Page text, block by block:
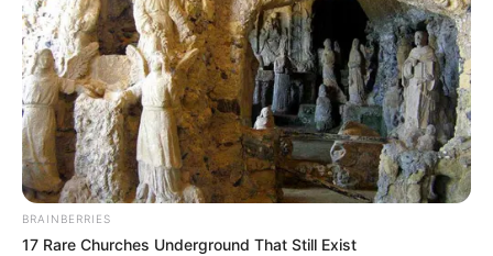
BRAINBERRIES
17 Rare Churches Underground That Still Exist